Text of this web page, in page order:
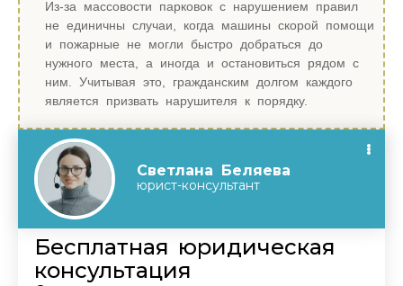
Из-за массовости парковок с нарушением правил
не единичны случаи, когда машины скорой помощи
и пожарные не могли быстро добраться до
нужного места, а иногда и остановиться рядом с
ним. Учитывая это, гражданским долгом каждого
является призвать нарушителя к порядку.